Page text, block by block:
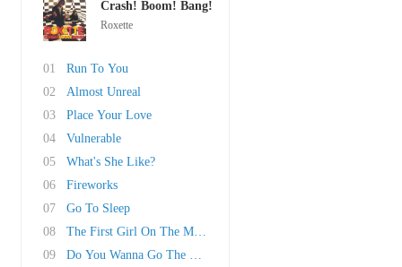
Crash! Boom! Bang!
Roxette
01
Run To You
02
Almost Unreal
03
Place Your Love
04
Vulnerable
05
What's She Like?
06
Fireworks
07
Go To Sleep
08
The First Girl On The Moon
09
Do You Wanna Go The Whole Way?